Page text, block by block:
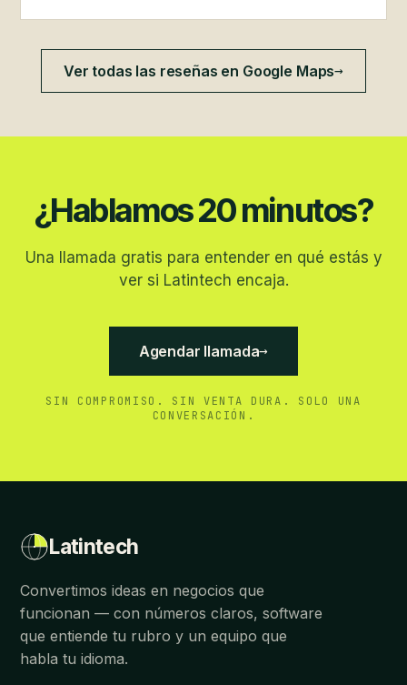
Ver todas las reseñas en Google Maps→
¿Hablamos 20 minutos?
Una llamada gratis para entender en qué estás y
ver si Latintech encaja.
Agendar llamada→
SIN COMPROMISO. SIN VENTA DURA. SOLO UNA
CONVERSACIÓN.
Latintech
Convertimos ideas en negocios que
funcionan — con números claros, software
que entiende tu rubro y un equipo que
habla tu idioma.